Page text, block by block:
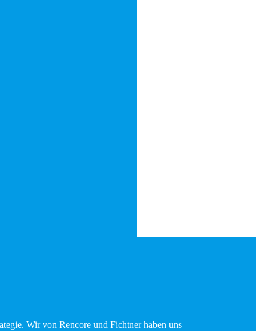
Wir von Rencore und Fichtner haben uns